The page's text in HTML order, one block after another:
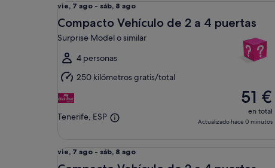
Del
vie,
7
ago
al
sáb,
8
ago
vie, 7 ago - sáb, 8 ago
Compacto Vehículo de 2 a 4 puertas
Surprise Model o similar
4 personas
250 kilómetros gratis/total
Tenerife, ESP
51 €
en total
Actualizado hace 0 minutos
Del
vie,
vie, 7 ago - sáb, 8 ago